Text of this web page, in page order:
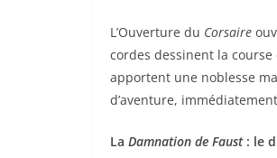
L’Ouverture du Corsaire
cordes dessinent la
apportent une noblesse
d’aventure,
La Damnation de Faust: le